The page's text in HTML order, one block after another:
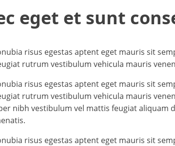
eget et sunt
risus egestas aptent eget mauris sit
rutrum vestibulum vehicula mauris
risus egestas aptent eget mauris sit
rutrum vestibulum vehicula mauris
nibh vestibulum vel mattis feugiat
risus egestas aptent eget mauris sit